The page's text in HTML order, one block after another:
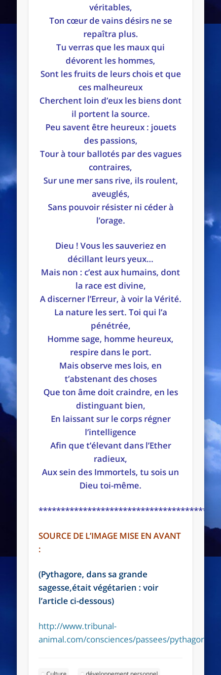
véritables,
Ton cœur de vains désirs ne se
repaîtra plus.
Tu verras que les maux qui
dévorent les hommes,
Sont les fruits de leurs chois et que
ces malheureux
Cherchent loin d’eux les biens dont
il portent la source.
Peu savent être heureux : jouets
des passions,
Tour à tour ballotés par des vagues
contraires,
Sur une mer sans rive, ils roulent,
aveuglés,
Sans pouvoir résister ni céder à
l’orage.
Dieu ! Vous les sauveriez en
décillant leurs yeux…
Mais non : c’est aux humains, dont
la race est divine,
A discerner l’Erreur, à voir la Vérité.
La nature les sert. Toi qui l’a
pénétrée,
Homme sage, homme heureux,
respire dans le port.
Mais observe mes lois, en
t’abstenant des choses
Que ton âme doit craindre, en les
distinguant bien,
En laissant sur le corps régner
l’intelligence
Afin que t’élevant dans l’Ether
radieux,
Aux sein des Immortels, tu sois un
Dieu toi-même.
SOURCE DE L’IMAGE MISE EN AVANT
:
(Pythagore, dans sa grande
sagesse,était végétarien : voir
l’article ci-dessous)
http://www.tribunal-
animal.com/consciences/passees/pythagore/